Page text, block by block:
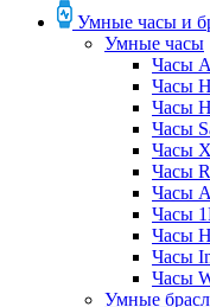
Умные часы и
Умные часы
Часы
Часы
Часы
Часы
Часы
Часы
Часы
Часы
Часы
Часы
Часы
Умные